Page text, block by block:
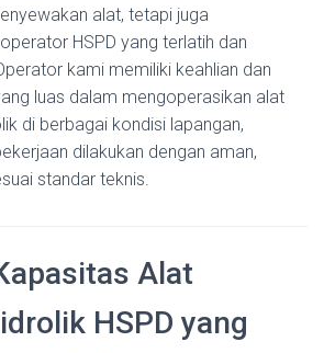
alat, tetapi juga
HSPD yang terlatih dan
kami memiliki keahlian dan
luas dalam mengoperasikan alat
di berbagai kondisi lapangan,
dilakukan dengan aman,
standar teknis.
Alat
HSPD yang